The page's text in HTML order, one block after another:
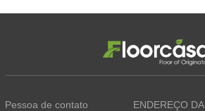
Pessoa de contato
ENDEREÇO DA